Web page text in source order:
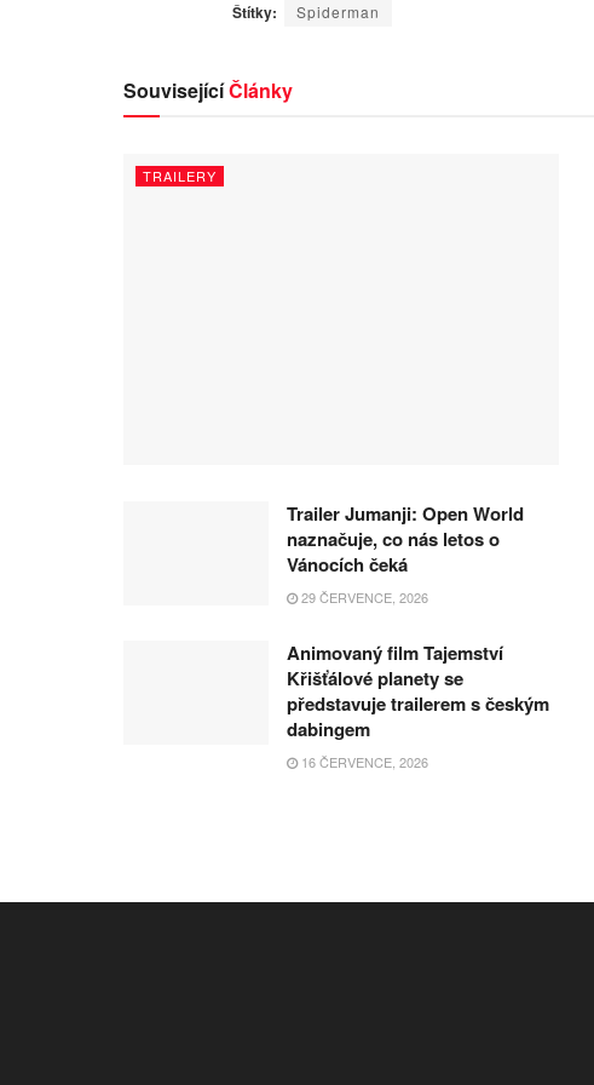
Štítky: Spiderman
SouvisejícíČlánky
TRAILERY
Trailer Jumanji: Open World
naznačuje, co nás letos o
Vánocích čeká
29 ČERVENCE, 2026
Animovaný film Tajemství
Křišťálové planety se
představuje trailerem s českým
dabingem
16 ČERVENCE, 2026